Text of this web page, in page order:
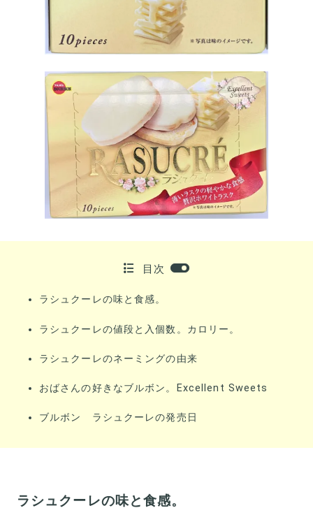
目次
ラシュクーレの味と食感。
ラシュクーレの値段と入個数。カロリー。
ラシュクーレのネーミングの由来
おばさんの好きなブルボン。Excellent Sweets
ブルボン ラシュクーレの発売日
ラシュクーレの味と食感。